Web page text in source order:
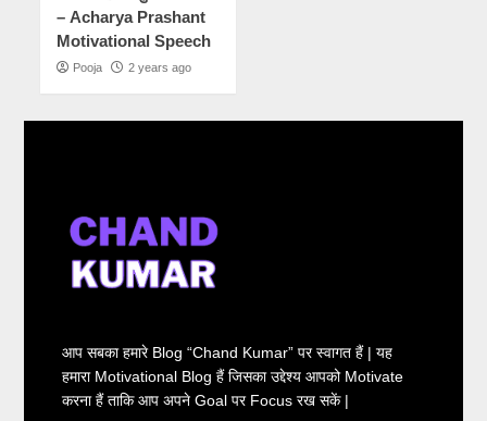
– Acharya Prashant
Motivational Speech
Pooja 2 years ago
आप सबका हमारे Blog “Chand Kumar” पर स्वागत हैं | यह
हमारा Motivational Blog हैं जिसका उद्देश्य आपको Motivate
करना हैं ताकि आप अपने Goal पर Focus रख सकें |